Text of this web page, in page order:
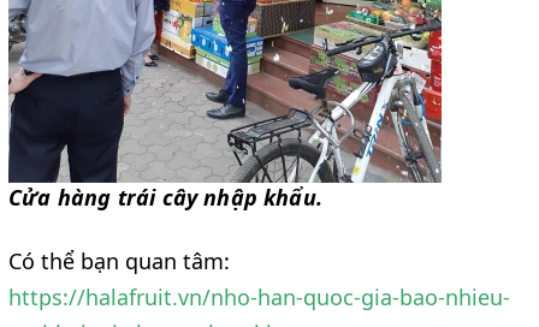
Cửa hàng trái cây nhập khẩu.
Có thể bạn quan tâm:
https://halafruit.vn/nho-han-quoc-gia-bao-nhieu-